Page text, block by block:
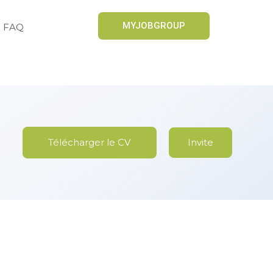
FAQ MYJOBGROUP
Télécharger le CV Invite